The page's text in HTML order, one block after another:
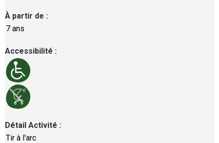
À partir de :
7 ans
Accessibilité :
Détail Activité :
Tir à l'arc